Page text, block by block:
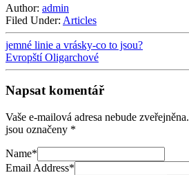
Author: admin
Filed Under: Articles
jemné linie a vrásky-co to jsou?
Evropští Oligarchové
Napsat komentář
Vaše e-mailová adresa nebude zveřejněna.
jsou označeny *
Name*
Email Address*